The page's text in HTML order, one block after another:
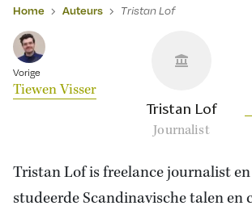
Home Auteurs Tristan Lof
Vorige
Tiewen Visser
Tristan Lof
Journalist
Tristan Lof is freelance journalist
studeerde Scandinavische talen en